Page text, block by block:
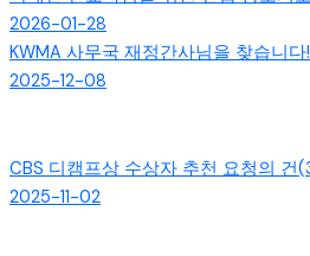
2026-01-28
KWMA 사무국 재정간사님을 찾습니
2025-12-08
CBS 디캠프상 수상자 추천 요청의 건
2025-11-02